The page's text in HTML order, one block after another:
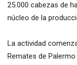
25.000 cabezas de
núcleo de la
La actividad
Remates de